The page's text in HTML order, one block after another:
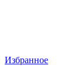
Избранное